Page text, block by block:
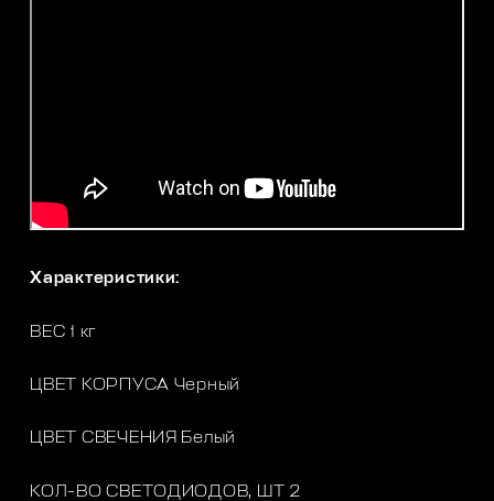
Характеристики:
ВЕС 1 кг
ЦВЕТ КОРПУСА Черный
ЦВЕТ СВЕЧЕНИЯ Белый
КОЛ-ВО СВЕТОДИОДОВ, ШТ 2